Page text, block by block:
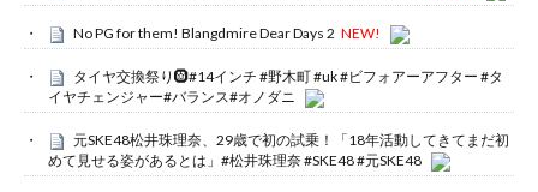
No PG for them! Blangdmire Dear Days 2 NEW!
タイヤ交換祭り🛞#14インチ #野木町 #uk #ビフォアーアフター #タ
イヤチェンジャー#バランス#オノダニ
元SKE48松井珠理奈、29歳で初の試乗！「18年活動してきてまだ初
めて見せる姿があるとは」#松井珠理奈 #SKE48 #元SKE48